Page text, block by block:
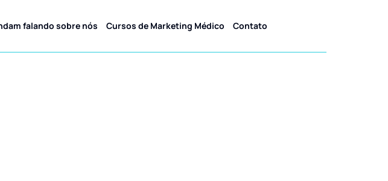
falando sobre nós Cursos de Marketing Médico Contato